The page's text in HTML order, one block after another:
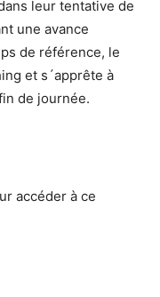
leur tentative de
une avance
de référence, le
et s´apprête à
de journée.
accéder à ce